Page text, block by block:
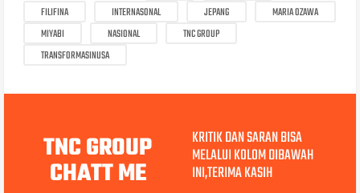
FILIFINA
INTERNASONAL JEPANG
MARIA OZAWA
MIYABI
NASIONAL
TNC GROUP
TRANSFORMASINUSA
TNC GROUP
CHATT ME
KRITIK DAN SARAN BISA
MELALUI KOLOM DIBAWAH
INI,TERIMA KASIH